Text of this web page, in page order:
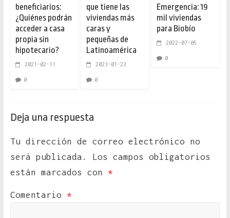
beneficiarios:
¿Quiénes podrán
acceder a casa
propia sin
hipotecario?
2021-02-11
0
que tiene las
viviendas más
caras y
pequeñas de
Latinoamérica
2023-01-23
0
Emergencia: 19
mil viviendas
para Biobío
2022-07-05
0
Deja una respuesta
Tu dirección de correo electrónico no
será publicada.
Los campos obligatorios
están marcados con *
Comentario *